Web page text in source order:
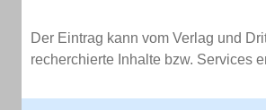
Der Eintrag kann vom Verlag und
recherchierte Inhalte bzw. Services